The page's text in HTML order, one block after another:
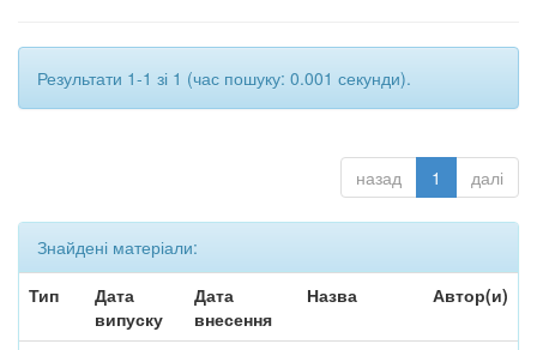
Результати 1-1 зі 1 (час пошуку: 0.001 секунди).
назад 1 далі
Знайдені матеріали:
Тип
Дата
випуску
Дата
внесення
Назва Автор(и)